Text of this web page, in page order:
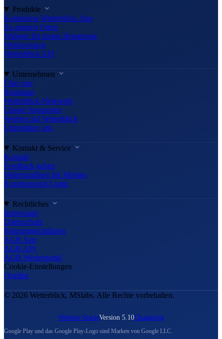
Produkte
Kostenlose Wetterblick-App
Zu meinen Orten
Widgets für meine Homepage
Wetterwissen
Wetterblick API
Unternehmen
Über uns
Roadmap
Wetterblick-Netzwerk
Unsere Sponsoren
Werben auf Wetterblick
Unterstütze uns
Kontakt & Service
Kontakt
Feedback geben
Wettergrafiken für Medien
Kundenportal Login
Rechtliches
Impressum
Datenschutz
Nutzungsrichtlinien
AGB App
AGB API
AGB Werbeportal
Cookie-Einstellungen
Quellen
© 2026 Wetterblick, MSlabs. Alle Rechte vorbehalten.
Website-StatusVersion 5.10Changelog
Google Play und das Google Play-Logo sind Marken von Google LLC.